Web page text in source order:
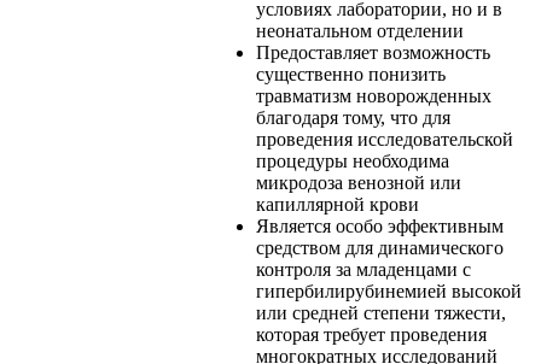
условиях лаборатории, но и в
неонатальном отделении
Предоставляет возможность
существенно понизить
травматизм новорожденных
благодаря тому, что для
проведения исследовательской
процедуры необходима
микродоза венозной или
капиллярной крови
Является особо эффективным
средством для динамического
контроля за младенцами с
гипербилирубинемией высокой
или средней степени тяжести,
которая требует проведения
многократных исследований